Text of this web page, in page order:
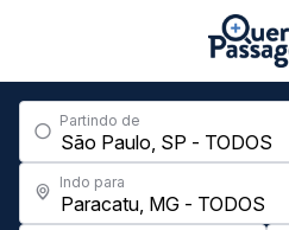
Partindo de
Indo para